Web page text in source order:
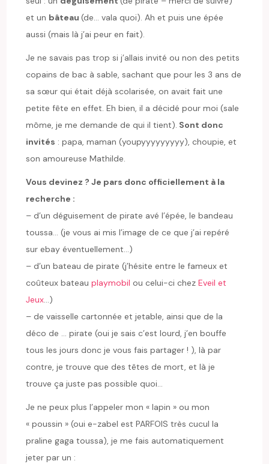
et un bâteau(de… vala quoi). Ah et puis une épée
aussi (mais là j’ai peur en fait).
Je ne savais pas trop si j’allais invité ou non des petits
copains de bac à sable, sachant que pour les 3 ans de
sa sœur qui était déjà scolarisée, on avait fait une
petite fête en effet. Eh bien, il a décidé pour moi (sale
môme, je me demande de qui il tient). Sont donc
invités : papa, maman (youpyyyyyyyyy), choupie, et
son amoureuse Mathilde.
Vous devinez ? Je pars donc officiellement à la
recherche :
– d’un déguisement de pirate avé l’épée, le bandeau
toussa… (je vous ai mis l’image de ce que j’ai repéré
sur ebay éventuellement…)
– d’un bateau de pirate (j’hésite entre le fameux et
coûteux bateauplaymobil ou celui-ci chezEveil et
Jeux…)
– de vaisselle cartonnée et jetable, ainsi que de la
déco de … pirate (oui je sais c’est lourd, j’en bouffe
tous les jours donc je vous fais partager ! ), là par
contre, je trouve que des têtes de mort, et là je
trouve ça juste pas possible quoi…
Je ne peux plus l’appeler mon « lapin » ou mon
« poussin » (oui e-zabel est PARFOIS très cucul la
praline gaga toussa), je me fais automatiquement
jeter par un :